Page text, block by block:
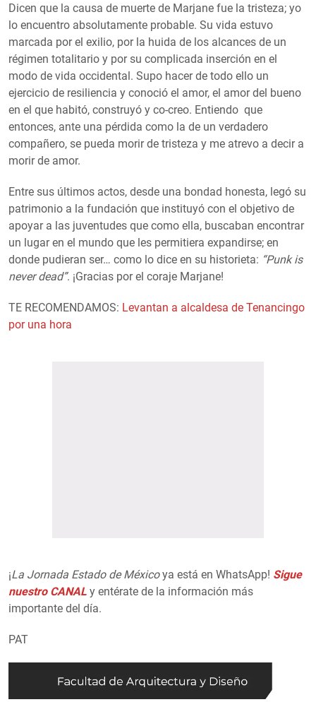
Dicen que la causa de muerte de Marjane fue la tristeza; yo
lo encuentro absolutamente probable. Su vida estuvo
marcada por el exilio, por la huida de los alcances de un
régimen totalitario y por su complicada inserción en el
modo de vida occidental. Supo hacer de todo ello un
ejercicio de resiliencia y conoció el amor, el amor del bueno
en el que habitó, construyó y co-creo. Entiendo que
entonces, ante una pérdida como la de un verdadero
compañero, se pueda morir de tristeza y me atrevo a decir a
morir de amor.
Entre sus últimos actos, desde una bondad honesta, legó su
patrimonio a la fundación que instituyó con el objetivo de
apoyar a las juventudes que como ella, buscaban encontrar
un lugar en el mundo que les permitiera expandirse; en
donde pudieran ser… como lo dice en su historieta: “Punk is
never dead”. ¡Gracias por el coraje Marjane!
TE RECOMENDAMOS: Levantan a alcaldesa de Tenancingo
por una hora
¡La Jornada Estado de Méxicoya está en WhatsApp! Sigue
nuestro CANAL y entérate de la información más
importante del día.
PAT